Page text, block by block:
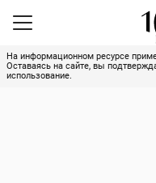
На информационном ресурсе
Оставаясь на сайте, вы
использование.